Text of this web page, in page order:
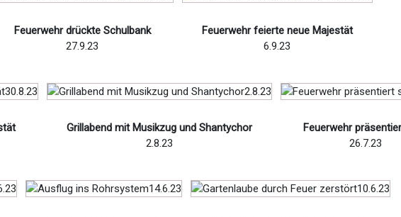
Feuerwehr drückte Schulbank
27.9.23
Feuerwehr feierte neue Majestät
6.9.23
Grillabend mit Musikzug und Shantychor
2.8.23
Feuerwehr
26.7.23